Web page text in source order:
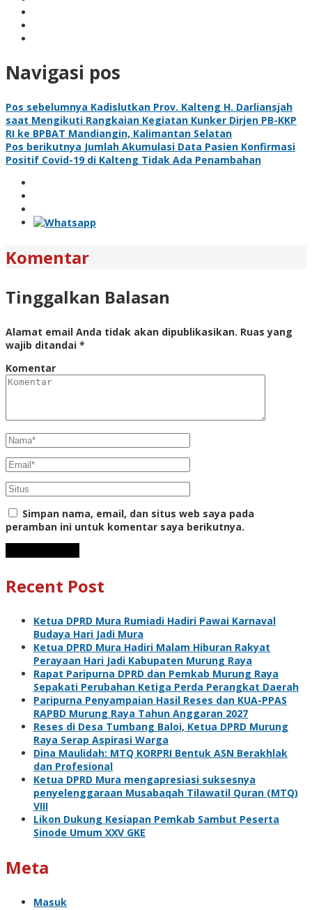
Navigasi pos
Pos sebelumnya Kadislutkan Prov. Kalteng H. Darliansjah
saat Mengikuti Rangkaian Kegiatan Kunker Dirjen PB-KKP
RI ke BPBAT Mandiangin, Kalimantan Selatan
Pos berikutnya Jumlah Akumulasi Data Pasien Konfirmasi
Positif Covid-19 di Kalteng Tidak Ada Penambahan
Komentar
Tinggalkan Balasan
Alamat email Anda tidak akan dipublikasikan. Ruas yang
wajib ditandai *
Komentar
Simpan nama, email, dan situs web saya pada
peramban ini untuk komentar saya berikutnya.
Recent Post
Ketua DPRD Mura Rumiadi Hadiri Pawai Karnaval
Budaya Hari Jadi Mura
Ketua DPRD Mura Hadiri Malam Hiburan Rakyat
Perayaan Hari Jadi Kabupaten Murung Raya
Rapat Paripurna DPRD dan Pemkab Murung Raya
Sepakati Perubahan Ketiga Perda Perangkat Daerah
Paripurna Penyampaian Hasil Reses dan KUA-PPAS
RAPBD Murung Raya Tahun Anggaran 2027
Reses di Desa Tumbang Baloi, Ketua DPRD Murung
Raya Serap Aspirasi Warga
Dina Maulidah: MTQ KORPRI Bentuk ASN Berakhlak
dan Profesional
Ketua DPRD Mura mengapresiasi suksesnya
penyelenggaraan Musabaqah Tilawatil Quran (MTQ)
VIII
Likon Dukung Kesiapan Pemkab Sambut Peserta
Sinode Umum XXV GKE
Meta
Masuk